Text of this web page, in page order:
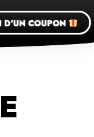
D'UN COUPON